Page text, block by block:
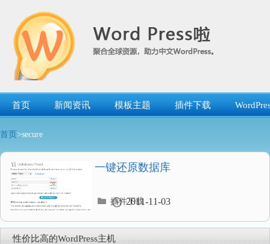
首页 新闻资讯 模板主题 插件下载
首页 >secure
一键还原数据库
2011-11-03
分
录
插件下载
性价比高的WordPress主机